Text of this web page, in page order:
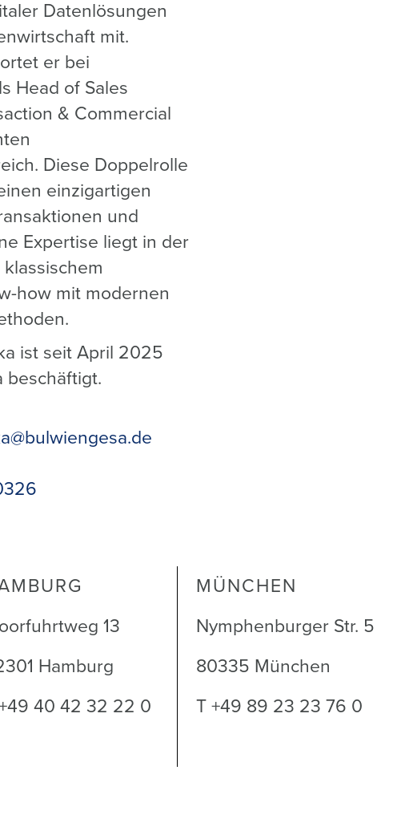
Datenlösungen
mit.
er bei
Head of Sales
& Commercial
Diese Doppelrolle
einzigartigen
und
Expertise liegt in der
how mit modernen
ist seit April 2025
beschäftigt.
13
Hamburg
40 42 32 22 0
MÜNCHEN
Nymphenburger Str. 5
80335 München
T +49 89 23 23 76 0